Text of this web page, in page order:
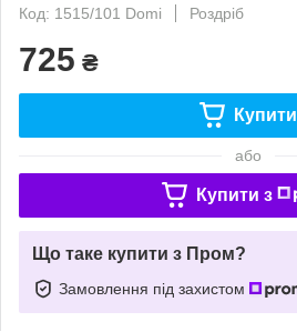
Код: 1515/101 Domi
Роздріб
725 ₴
Купити
або
Купити з
Що таке купити з Пром?
Замовлення під захистом